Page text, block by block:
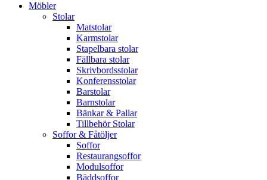
Möbler
Stolar
Matstolar
Karmstolar
Stapelbara stolar
Fällbara stolar
Skrivbordsstolar
Konferensstolar
Barstolar
Barnstolar
Bänkar & Pallar
Tillbehör Stolar
Soffor & Fåtöljer
Soffor
Restaurangsoffor
Modulsoffor
Bäddsoffor